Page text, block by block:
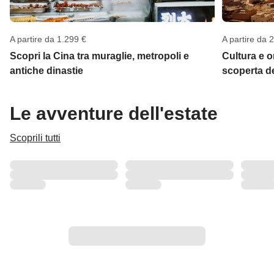
A partire da 1.299 €
Scopri la Cina tra muraglie, metropoli e
antiche dinastie
A partire da
Cultura e
scoperta
Le avventure dell'estate
Scoprili tutti